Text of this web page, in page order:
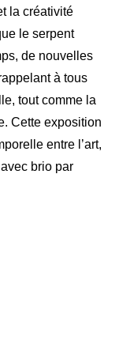
la créativité
le serpent
de nouvelles
à tous
tout comme la
Cette exposition
entre l’art,
brio par